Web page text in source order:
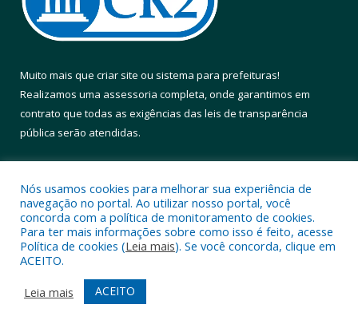
Muito mais que criar site ou sistema para prefeituras!
Realizamos uma assessoria completa, onde garantimos em
contrato que todas as exigências das leis de transparência
pública serão atendidas.
Todos os direitos reservados a Prefeitura Municipal de Altamira.
Mapa do Site
Acessar Área Administrativa
Acessar Webmail
Nós usamos cookies para melhorar sua experiência de
navegação no portal. Ao utilizar nosso portal, você
concorda com a política de monitoramento de cookies.
Para ter mais informações sobre como isso é feito, acesse
Política de cookies (Leia mais). Se você concorda, clique em
ACEITO.
Leia mais
ACEITO